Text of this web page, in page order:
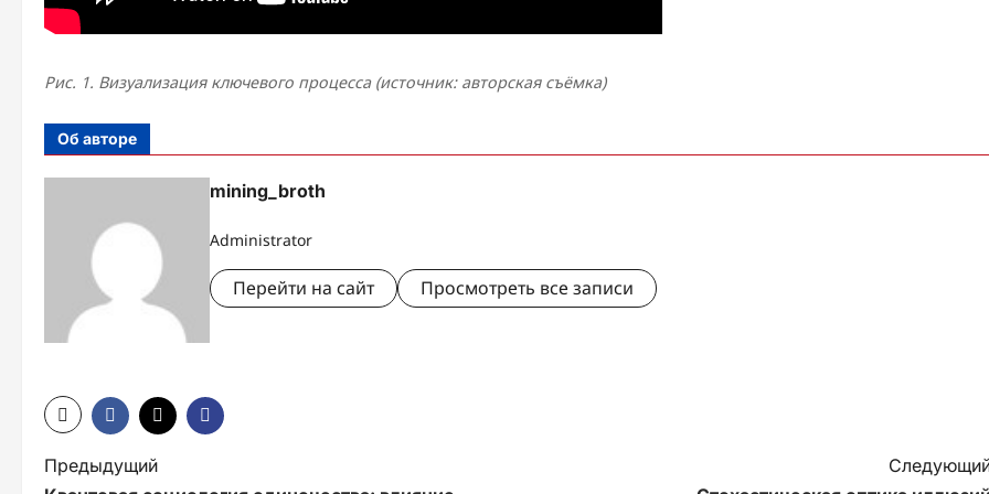
Рис. 1. Визуализация ключевого процесса (источник: авторская съёмка)
Об авторе
mining_broth
Administrator
Перейти на сайт Просмотреть все записи
Н
Предыдущий